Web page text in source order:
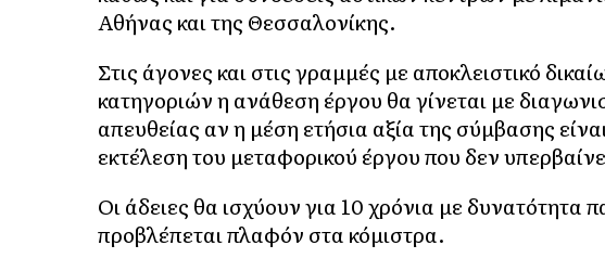
Αθήνας και της Θεσσαλονίκης.
Στις άγονες και στις γραμμές με αποκλειστικό
κατηγοριών η ανάθεση έργου θα γίνεται με
απευθείας αν η μέση ετήσια αξία της σύμβασης
εκτέλεση του μεταφορικού έργου που δεν
Οι άδειες θα ισχύουν για 10 χρόνια με
προβλέπεται πλαφόν στα κόμιστρα.